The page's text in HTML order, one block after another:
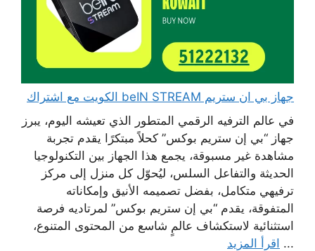
جهاز بي ان ستريم beIN STREAM الكويت مع اشتراك
في عالم الترفيه الرقمي المتطور الذي تعيشه اليوم، يبرز
جهاز “بي إن ستريم بوكس” كحلاً مبتكرًا يقدم تجربة
مشاهدة غير مسبوقة، يجمع هذا الجهاز بين التكنولوجيا
الحديثة والتفاعل السلس، ليُحوّل كل منزل إلى مركز
ترفيهي متكامل، بفضل تصميمه الأنيق وإمكاناته
المتفوقة، يقدم “بي إن ستريم بوكس” لمرتاديه فرصة
استثنائية لاستكشاف عالمٍ شاسع من المحتوى المتنوع،
... اقرأ المزيد